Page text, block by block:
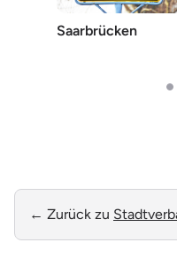
Saarbrücken
← Zurück zu